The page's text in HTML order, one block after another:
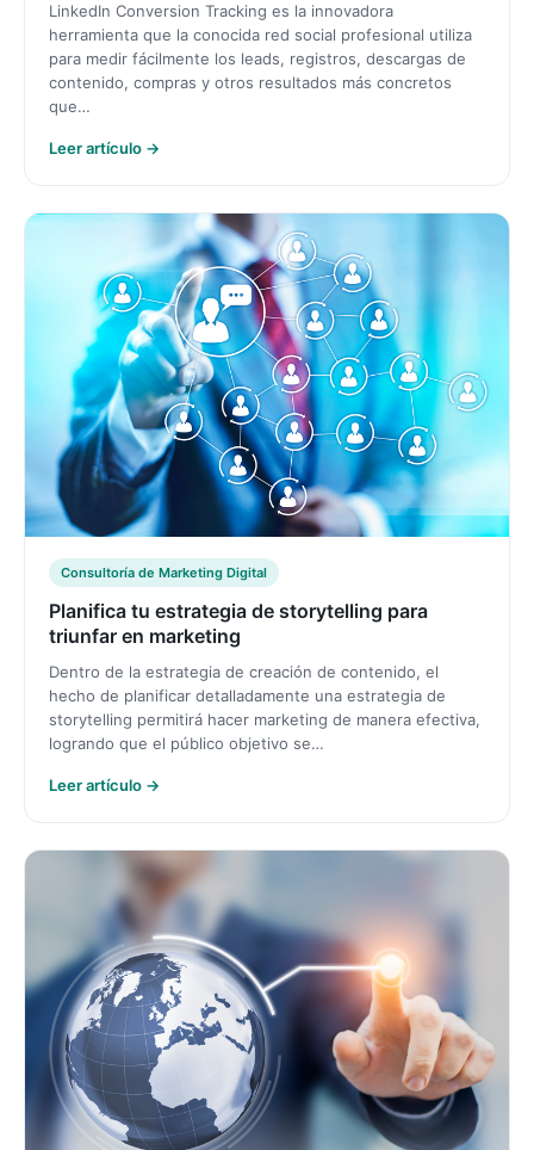
LinkedIn Conversion Tracking es la innovadora
herramienta que la conocida red social profesional utiliza
para medir fácilmente los leads, registros, descargas de
contenido, compras y otros resultados más concretos
que…
Leer artículo →
Consultoría de Marketing Digital
Planifica tu estrategia de storytelling para
triunfar en marketing
Dentro de la estrategia de creación de contenido, el
hecho de planificar detalladamente una estrategia de
storytelling permitirá hacer marketing de manera efectiva,
logrando que el público objetivo se…
Leer artículo →